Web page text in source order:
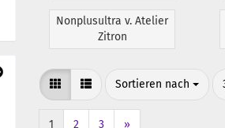
Nonplusultra v. Atelier
Zitron
Sortieren nach
Sortieren nach
1 2 3 »